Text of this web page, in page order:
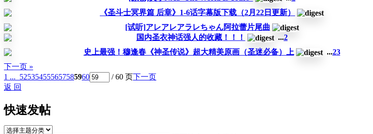
《圣斗士冥界篇 后章》1-6话字幕版下载（2月22日更新）
[试听]アレアレアラレちゃん阿拉蕾片尾曲
国内圣衣神话强人的收藏！！！
...2
史上最强！穆逢春《神圣传说》超大精美原画（圣迷必备）上
...23
下一页 »
1 ... 525354555657585960 / 60 页下一页
返 回
快速发帖